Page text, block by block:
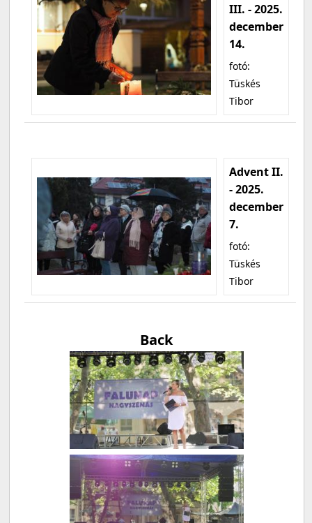
III. - 2025.
december
14.
fotó:
Tüskés
Tibor
Advent II.
- 2025.
december
7.
fotó:
Tüskés
Tibor
Back